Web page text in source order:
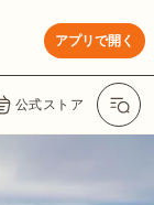
アプリで開く
公式ストア